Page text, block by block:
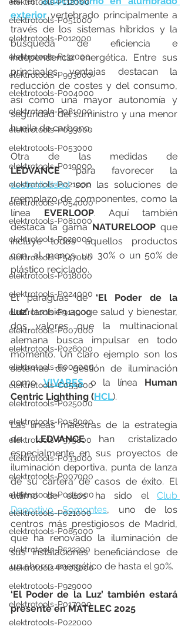
elektrotools-P051000
elektrotools-P012000
elektrotools-P132000
elektrotools-P993000
elektrotools-P004000
elektrotools-P081000
elektrotools-P093000
elektrotools-P053000
elektrotools-P019000
elektrotools-P021000
elektrotools-P054000
elektrotools-P081000
elektrotools-P929000
elektrotools-P547000
elektrotools-P018000
elektrotools-P024000
elektrotools-P914900
elektrotools-P007000
elektrotools-P026000
elektrotools-P009000
elektrotools-C053000
elektrotools-P025000
elektrotools-P058000
elektrotools-P979800
elektrotools-P033000
elektrotools-P007000
elektrotools-P005000
elektrotools-P021000
elektrotools-P085000
elektrotools-P522200
elektrotools-P008000
elektrotools-P929000
elektrotools-P017000
elektrotools-P022000
exterior vertebrado principalmente a
través de los sistemas híbridos y la
búsqueda de eficiencia e
independencia energética. Entre sus
principales ventajas destacan la
reducción de costes y del consumo,
así como una mayor autonomía y
seguridad del suministro y una menor
huella de carbono.
LEDVANCE
sostenibilidad son las soluciones de
reemplazo de componentes, como la
línea EVERLOOP. Aquí también
destaca la gama NATURELOOP que
incluye todos aquellos productos
con, al menos, un 30% o un 50% de
plástico reciclado.
El paraguas de ‘El Poder de la
Luz’ también acoge salud y bienestar,
dos valores que la multinacional
alemana busca impulsar en todo
momento. Un claro ejemplo son los
sistemas de gestión de iluminación
como VIVARES o la línea Human
Centric Lighthing (HCL).
Las líneas maestras de la estrategia
de LEDVANCE han cristalizado
especialmente en sus proyectos de
iluminación deportiva, punta de lanza
de su cartera de casos de éxito. El
último de ellos ha sido el Club
Deportivo Somontes, uno de los
centros más prestigiosos de Madrid,
que ha renovado la iluminación de
sus instalaciones beneficiándose de
un ahorro energético de hasta el 90%.
‘El Poder de la Luz’ también estará
presente en MATELEC 2025